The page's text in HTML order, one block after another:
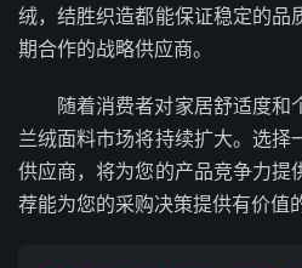
绒，结胜织造都能保证稳定的品
期合作的战略供应商。
随着消费者对家居舒适度和
兰绒面料市场将持续扩大。选择
供应商，将为您的产品竞争力提
荐能为您的采购决策提供有价值